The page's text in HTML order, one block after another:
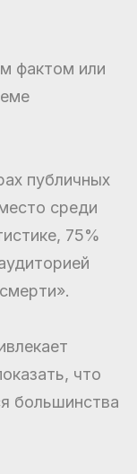
фактом или
публичных
среди
75%
что
большинства